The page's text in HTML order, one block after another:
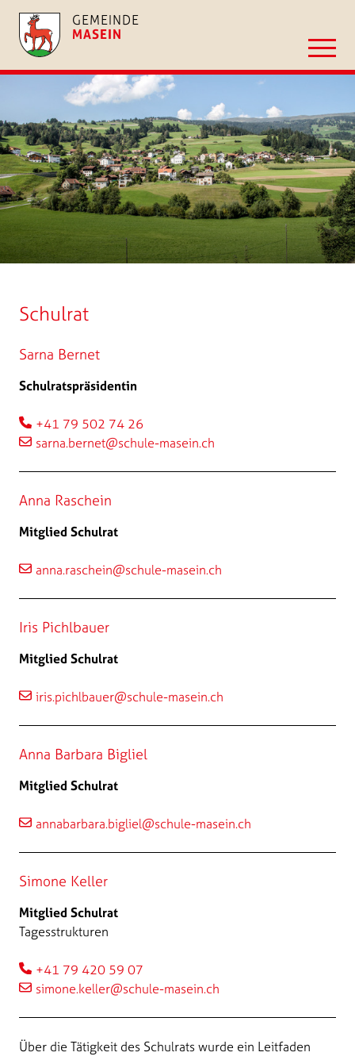
GEMEINDE
MASEIN
Schulrat
Sarna Bernet
Schulratspräsidentin
+41 79 502 74 26
sarna.bernet@schule-masein.ch
Anna Raschein
Mitglied Schulrat
anna.raschein@schule-masein.ch
Iris Pichlbauer
Mitglied Schulrat
iris.pichlbauer@schule-masein.ch
Anna Barbara Bigliel
Mitglied Schulrat
annabarbara.bigliel@schule-masein.ch
Simone Keller
Mitglied Schulrat
Tagesstrukturen
+41 79 420 59 07
simone.keller@schule-masein.ch
Über die Tätigkeit des Schulrats wurde ein Leitfaden